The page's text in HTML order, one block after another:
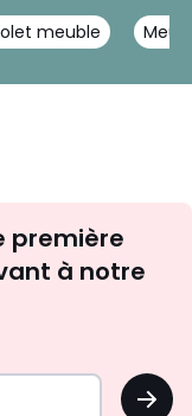
meuble
première
à notre
OK